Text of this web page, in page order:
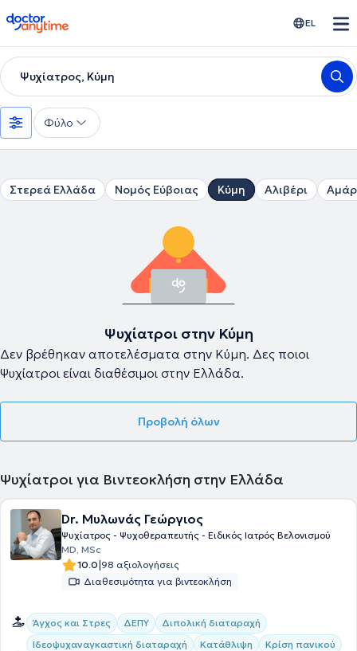
doctoranytime EL
Ψυχίατρος, Κύμη
Φύλο
Στερεά Ελλάδα Νομός Εύβοιας Κύμη Αλιβέρι
Ψυχίατροι στην Κύμη
Δεν βρέθηκαν αποτελέσματα στην Κύμη. Δες ποιοι
Ψυχίατροι είναι διαθέσιμοι στην Ελλάδα.
Προβολή όλων
Ψυχίατροι για Βιντεοκλήση στην Ελλάδα
Dr. Μυλωνάς Γεώργιος
Ψυχίατρος - Ψυχοθεραπευτής - Ειδικός Ιατρός Βελονισμού
MD, MSc
10.0|98 αξιολογήσεις
Διαθεσιμότητα για βιντεοκλήση
Άγχος και Στρες ΔΕΠΥ
Διπολική διαταραχή
Ιδεοψυχαναγκαστική διαταραχή
Κατάθλιψη Κρίση πανικού